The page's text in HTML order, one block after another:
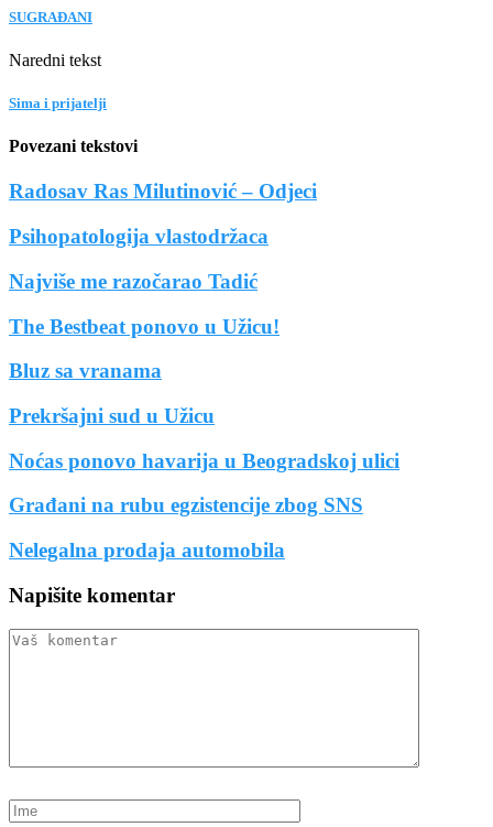
SUGRAĐANI
Naredni tekst
Sima i prijatelji
Povezani tekstovi
Radosav Ras Milutinović – Odjeci
Psihopatologija vlastodržaca
Najviše me razočarao Tadić
The Bestbeat ponovo u Užicu!
Bluz sa vranama
Prekršajni sud u Užicu
Noćas ponovo havarija u Beogradskoj ulici
Građani na rubu egzistencije zbog SNS
Nelegalna prodaja automobila
Napišite komentar